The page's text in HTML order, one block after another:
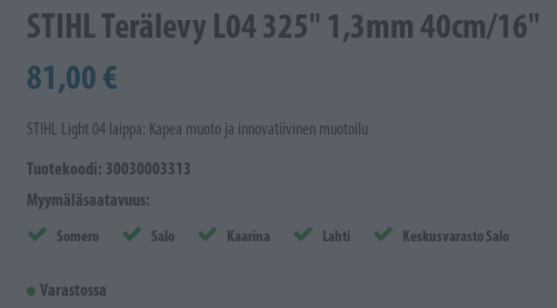
STIHL Terälevy L04 325" 1,3mm 40cm/16"
81,00 €
STIHL Light 04 laippa: Kapea muoto ja innovatiivinen muotoilu
Tuotekoodi: 30030003313
Myymäläsaatavuus:
Somero Salo Kaarina Lahti Keskusvarasto Salo
Varastossa